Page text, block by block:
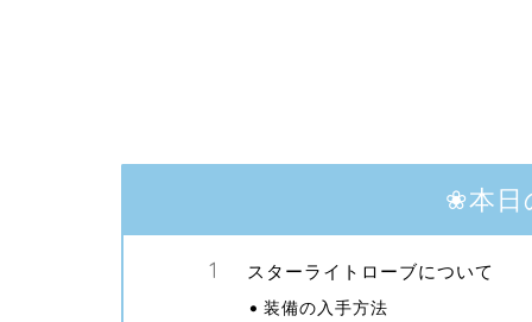
❀本日
スターライトローブについて
装備の入手方法